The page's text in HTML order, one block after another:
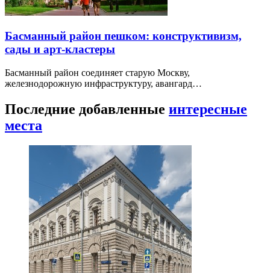
Басманный район пешком: конструктивизм,
сады и арт-кластеры
Басманный район соединяет старую Москву,
железнодорожную инфраструктуру, авангард…
Последние добавленные интересные
места